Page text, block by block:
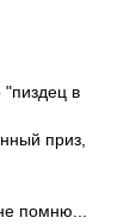
в
приз,
помню...